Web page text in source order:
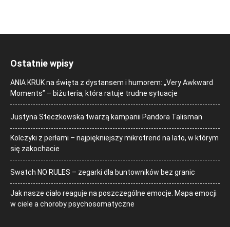
Ostatnie wpisy
ANIA KRUK na święta z dystansem i humorem: „Very Awkward
Moments” – biżuteria, która ratuje trudne sytuacje
Justyna Steczkowska twarzą kampanii Pandora Talisman
Kolczyki z perłami – najpiękniejszy mikrotrend na lato, w którym
się zakochacie
Swatch NO RULES – zegarki dla buntowników bez granic
Jak nasze ciało reaguje na poszczególne emocje. Mapa emocji
w ciele a choroby psychosomatyczne